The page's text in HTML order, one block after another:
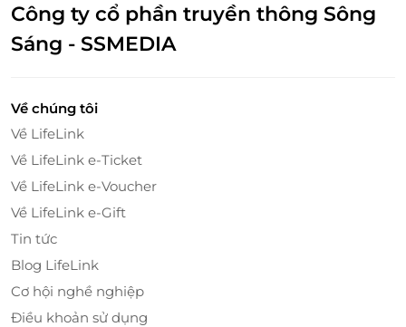
Công ty cổ phần truyền thông Sông
Sáng - SSMEDIA
Về chúng tôi
Về LifeLink
Về LifeLink e-Ticket
Về LifeLink e-Voucher
Về LifeLink e-Gift
Tin tức
Blog LifeLink
Cơ hội nghề nghiệp
Điều khoản sử dụng